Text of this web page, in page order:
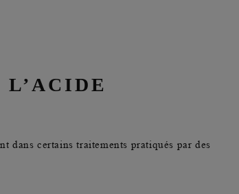
dans certains traitements pratiqués par des